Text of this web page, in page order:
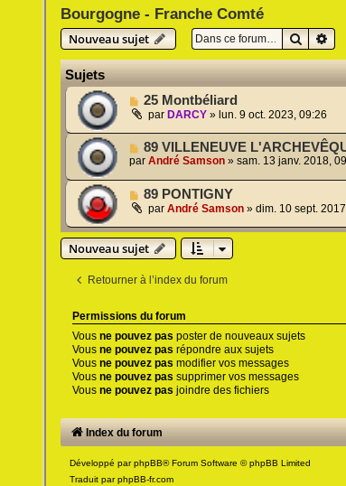
Bourgogne - Franche Comté
Nouveau sujet
Sujets
25 Montbéliard
par DARCY » lun. 9 oct. 2023, 09:26
89 VILLENEUVE
parAndré Samson »sam. 13 janv. 2018,
89 PONTIGNY
parAndré Samson »dim. 10 sept.
Nouveau sujet
Retourner à l’index du forum
Permissions du forum
Vousne pouvez pas poster de nouveaux sujets
Vousne pouvez pas répondre aux sujets
Vousne pouvez pas modifier vos messages
Vousne pouvez pas supprimer vos messages
Vousne pouvez pas joindre des fichiers
Index du forum
Développé parphpBB® Forum Software © phpBB Limited
Traduit parphpBB-fr.com